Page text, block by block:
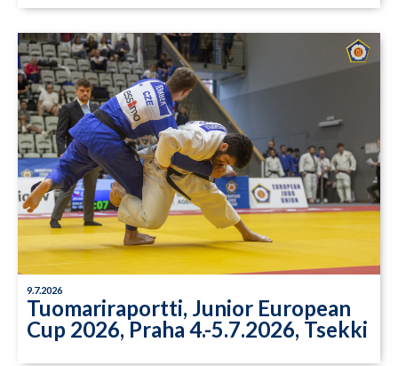
9.7.2026
Tuomariraportti, Junior European
Cup 2026, Praha 4.-5.7.2026, Tsekki